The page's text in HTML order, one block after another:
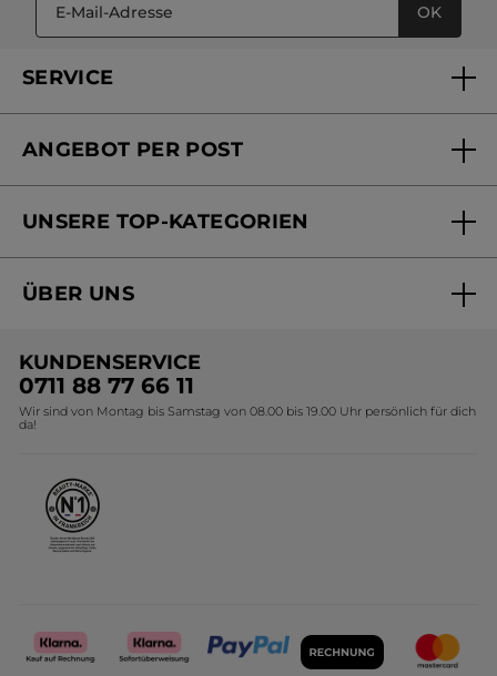
OK
SERVICE
Mein Konto
Online Preisliste
ANGEBOT PER POST
Versandhandel Preisliste
UNSERE TOP-KATEGORIEN
Black Friday Yves Rocher
Geschenkideen Yves Rocher
Kollektion Monoi Yves Rocher
ÜBER UNS
Umweltstiftung YR
Affiliate Programm
KUNDENSERVICE
0711 88 77 66 11
Wir sind von Montag bis Samstag von 08.00 bis 19.00 Uhr persönlich für dich
da!